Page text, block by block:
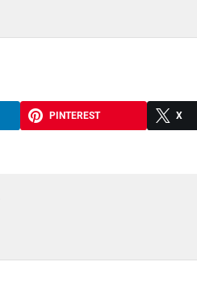
PINTEREST X